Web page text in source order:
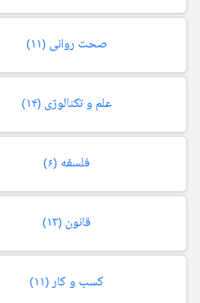
صحت روانی(۱۱)
علم و تکنالوژی (۱۴)
فلسفه (۶)
قانون (۱۳)
کسب و کار(۱۱)